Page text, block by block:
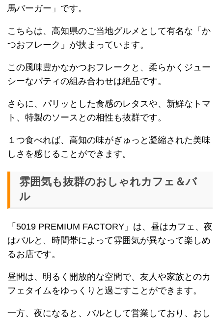
馬バーガー」です。
こちらは、高知県のご当地グルメとして有名な「か
つおフレーク」が挟まっています。
この風味豊かなかつおフレークと、柔らかくジュー
シーなパティの組み合わせは絶品です。
さらに、パリッとした食感のレタスや、新鮮なトマ
ト、特製のソースとの相性も抜群です。
１つ食べれば、高知の味がぎゅっと凝縮された美味
しさを感じることができます。
雰囲気も抜群のおしゃれカフェ＆バ
ル
「5019 PREMIUM FACTORY」は、昼はカフェ、夜
はバルと、時間帯によって雰囲気が異なって楽しめ
るお店です。
昼間は、明るく開放的な空間で、友人や家族とのカ
フェタイムをゆっくりと過ごすことができます。
一方、夜になると、バルとして営業しており、おし